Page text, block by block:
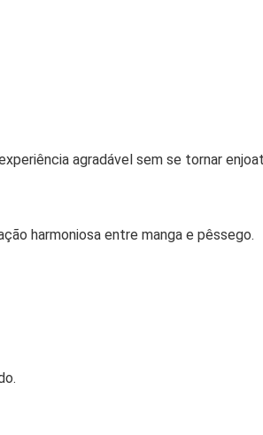
agradável sem se tornar
harmoniosa entre manga e pêssego.